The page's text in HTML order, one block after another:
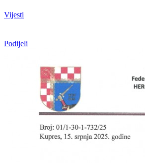
Vijesti
Podijeli